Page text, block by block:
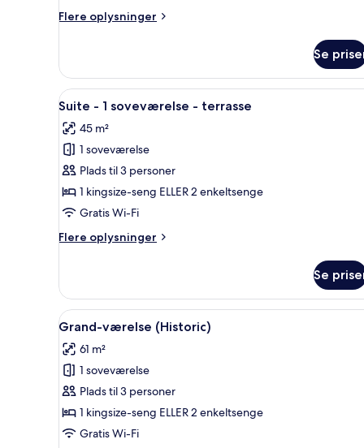
Flere oplysninger
Flere
værelse
Se
Indlæs
alle
billeder
af
Suite
-
1
-
Suite - 1 soveværelse -
4
Suite - 1 soveværelse - terrasse
45 m²
1 soveværelse
Plads til 3 personer
1 kingsize-seng ELLER 2 enkeltsenge
Gratis Wi-Fi
Flere oplysninger
Flere
-
soveværelse
terrasse
Se
Indlæs
alle
billeder
af
Grand-
værelse
(Historic)
Et hotelværelse med et stort
4
Grand-værelse (Historic)
61 m²
1 soveværelse
Plads til 3 personer
1 kingsize-seng ELLER 2 enkeltsenge
Gratis Wi-Fi